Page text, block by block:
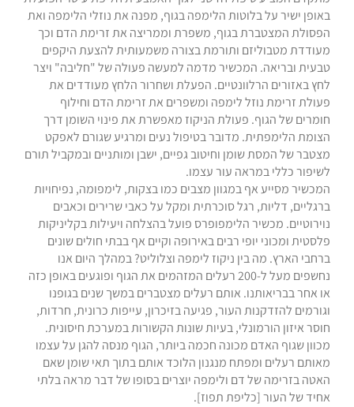
באופן ישיר על בלוטות הלימפה בגוף, מפנה את נוזלי הלימפה ואת
הפסולת המצטברת בגוף, משפרת וממריצה את זרימת הדם וכך
מעודדת מטבוליזם ותורמת בצורה משמעותית להצעת היקפים
טבעית ובריאה. המכשיר מדמה למעשה פעולה של "חליבה" ויצר
לחץ באזורים הרלוונטיים. הפעלת ושחרור הלחץ מעודדים את
פעולת זרימת נוזל לימפה ומשפרים את זרימת הדם וחילוף
חומרים של הגוף. פעולת הניקוז מאפשרת את פינוי השומן דרך
הצומת הלימפתית. מדובר בטיפול נעים ומרגיע שגורם לאפקט
מצטבר של המסת שומן וחיטוב גפיים, ישבן ומותניים ובמקביל תורם
לשיפור כללי במראה עור עצמו.
המכשיר מסייע אף במגוון מצבים כמו בצקות, לימפומה, נפיחויות
ברגליים, דליות, רגל סוכרתית ומקל על כאבי שרירים וכאבים
נוירוטיים. מכשיר הלימפופרס פועל בהצלחה ויעילות בקליניקות
פלסטית ומכוני יופי רבים באירופה וקיים אף בבתי חולים שונים
ברחבי הארץ. מה בין ניקוז לימפה וצלוליט? במהלך היום אנו
נחשפים מעל ל-200 רעלים המזהמים את הגוף ופוגעים באופן כזה
או אחר בבריאותנו. אותם רעלים מצטברים במשך שנים בגופנו
וגורמים להזדקנות העור, פגיעה בזיכרון, עייפות כרונית, חרדות,
חוסר איזון הורמונלי, בעיות שונות הקשורות במערכת חיסונית.
מכוון שגוף האדם מכונה חכמה ביותר, הגוף מנסה להגן על עצמו
מאותם רעלים ומפתח מנגנון הלוכד אותם בתוך תאי שומן שאם
האטה בזרימה של דם ולימפה יוצרים בסופו של דבר מראה בלתי
אחיד של העור [כליפת תפוז].